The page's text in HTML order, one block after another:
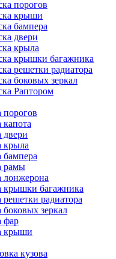
порогов
крыши
бампера
двери
крыла
крышки багажника
решетки радиатора
боковых зеркал
Раптором
порогов
капота
двери
крыла
бампера
рамы
лонжерона
крышки багажника
решетки радиатора
боковых зеркал
фар
крыши
кузова